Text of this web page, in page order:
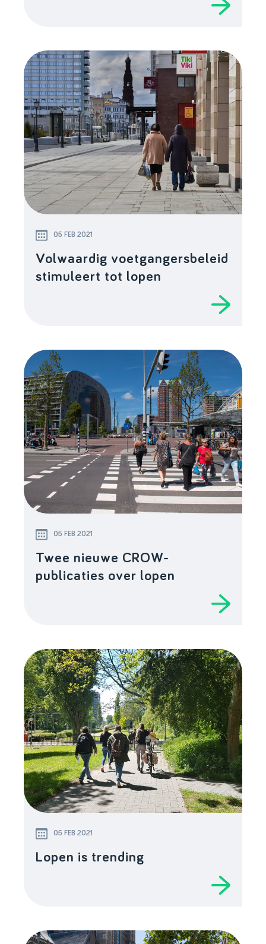
05 FEB 2021
Volwaardig voetgangersbeleid
stimuleert tot lopen
05 FEB 2021
Twee nieuwe CROW-
publicaties over lopen
05 FEB 2021
Lopen is trending